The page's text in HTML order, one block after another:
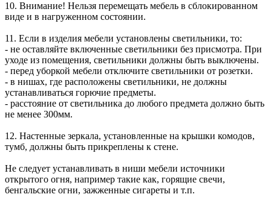
10. Внимание! Нельзя перемещать мебель в сблокированном
виде и в нагруженном состоянии.
11. Если в изделия мебели установлены светильники, то:
- не оставляйте включенные светильники без присмотра. При
уходе из помещения, светильники должны быть выключены.
- перед уборкой мебели отключите светильники от розетки.
- в нишах, где расположены светильники, не должны
устанавливаться горючие предметы.
- расстояние от светильника до любого предмета должно быть
не менее 300мм.
12. Настенные зеркала, установленные на крышки комодов,
тумб, должны быть прикреплены к стене.
Не следует устанавливать в ниши мебели источники
открытого огня, например такие как, горящие свечи,
бенгальские огни, зажженные сигареты и т.п.